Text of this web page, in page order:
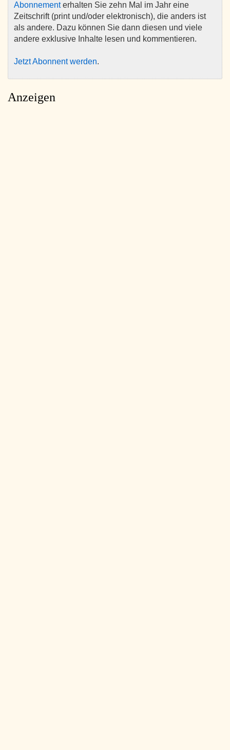
Abonnementerhalten Sie zehn Mal im Jahr eine
Zeitschrift (print und/oder elektronisch), die anders ist
als andere. Dazu können Sie dann diesen und viele
andere exklusive Inhalte lesen und kommentieren.
Jetzt Abonnent werden.
Anzeigen